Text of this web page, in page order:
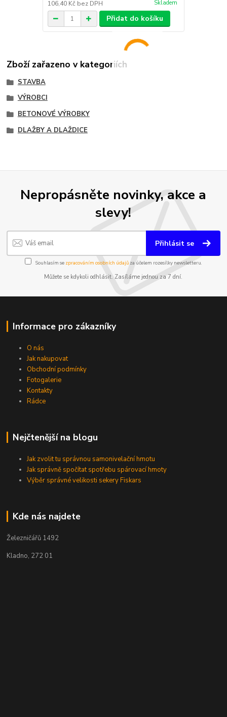
106,40 Kč bez DPH Skladem
Přidat do košíku
Zboží zařazeno v kategoriích
STAVBA
VÝROBCI
BETONOVÉ VÝROBKY
DLAŽBY A DLAŽDICE
Nepropásněte novinky, akce a
slevy!
Přihlásit se
Souhlasím se zpracováním osobních údajů za účelem rozesílky newsletteru.
Můžete se kdykoli odhlásit. Zasíláme jednou za 7 dní.
Informace pro zákazníky
O nás
Jak nakupovat
Obchodní podmínky
Fotogalerie
Kontakty
Rádce
Nejčtenější na blogu
Jak zvolit tu správnou samonivelační hmotu
Jak správně spočítat spotřebu spárovací hmoty
Výběr správné velikosti sekery Fiskars
Kde nás najdete
Železničářů 1492
Kladno, 272 01